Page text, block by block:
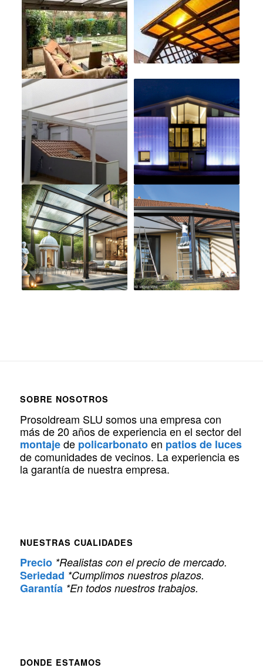
SOBRE NOSOTROS
Prosoldream SLU somos una empresa con
más de 20 años de experiencia en el sector del
montajede policarbonatoen patios de luces
de comunidades de vecinos. La experiencia es
la garantía de nuestra empresa.
NUESTRAS CUALIDADES
Precio *Realistas con el precio de mercado.
Seriedad *Cumplimos nuestros plazos.
Garantía *En todos nuestros trabajos.
DONDE ESTAMOS